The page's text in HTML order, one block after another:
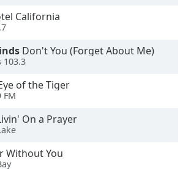
California
Don't You (Forget About Me)
103.3
of the Tiger
FM
On a Prayer
Without You